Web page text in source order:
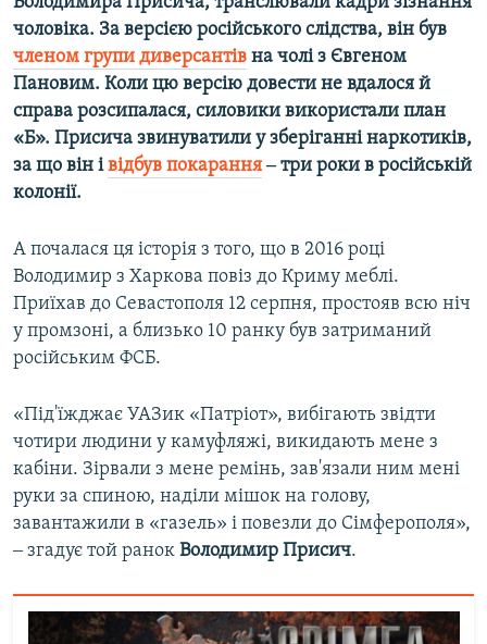
чоловіка. За версією російського слідства, він був
членом групи диверсантів на чолі з Євгеном
Пановим. Коли цю версію довести не вдалося й
справа розсипалася, силовики використали план
«Б». Присича звинуватили у зберіганні наркотиків,
за що він івідбув покарання‒ три роки в російській
колонії.
А почалася ця історія з того, що в 2016 році
Володимир з Харкова повіз до Криму меблі.
Приїхав до Севастополя 12 серпня, простояв всю ніч
у промзоні, а близько 10 ранку був затриманий
російським ФСБ.
«Під'їжджає УАЗик «Патріот», вибігають звідти
чотири людини у камуфляжі, викидають мене з
кабіни. Зірвали з мене ремінь, зав'язали ним мені
руки за спиною, наділи мішок на голову,
завантажили в «газель» і повезли до Сімферополя»,
‒ згадує той ранок Володимир Присич.